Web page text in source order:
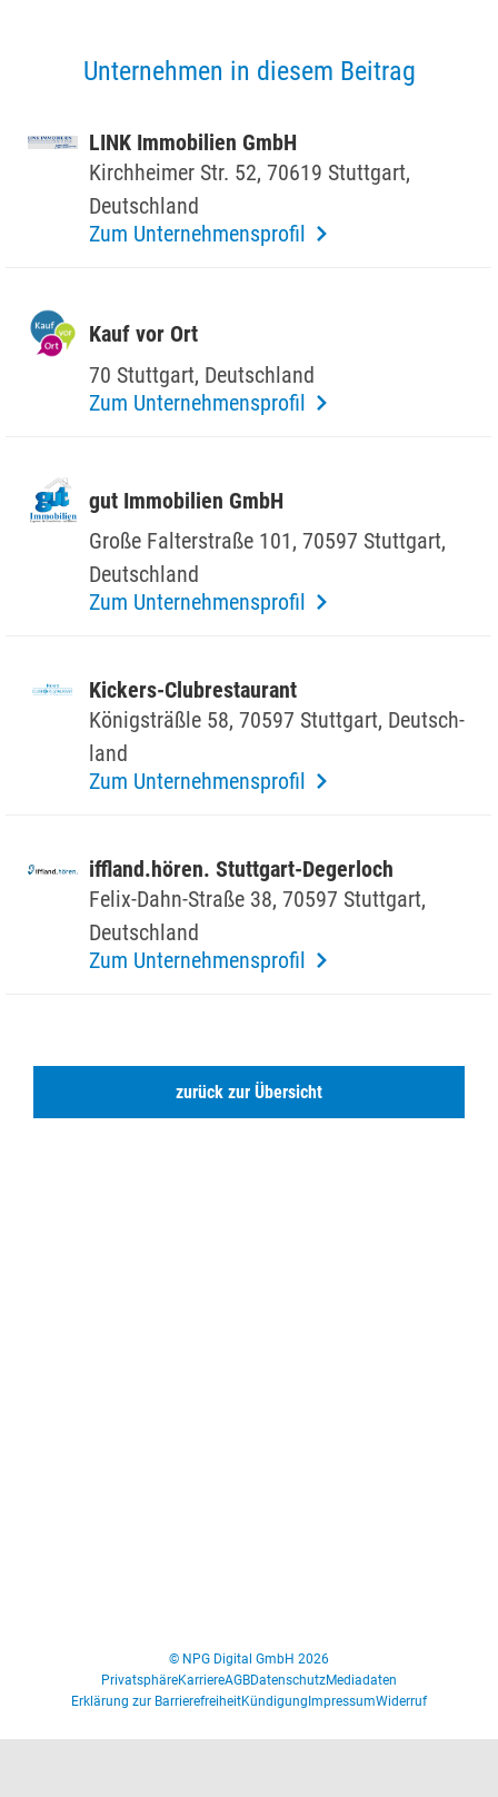
Unternehmen in diesem Beitrag
LINK Immo­bi­lien GmbH
Kirch­heimer Str. 52, 70619 Stutt­gart,
Deutsch­land
Zum Unternehmensprofil
Kauf vor Ort
70 Stutt­gart, Deutsch­land
Zum Unternehmensprofil
gut Immo­bi­lien GmbH
Große Falter­straße 101, 70597 Stutt­gart,
Deutsch­land
Zum Unternehmensprofil
Kickers-Club­re­stau­rant
Königs­träßle 58, 70597 Stutt­gart, Deutsch­
land
Zum Unternehmensprofil
iffland.hören. Stutt­gart-Deger­loch
Felix-Dahn-Straße 38, 70597 Stutt­gart,
Deutsch­land
Zum Unternehmensprofil
zurück zur Übersicht
© NPG Digital GmbH 2026
PrivatsphäreKarriereAGBDatenschutzMediadaten
Erklärung zur BarrierefreiheitKündigung ImpressumWiderruf